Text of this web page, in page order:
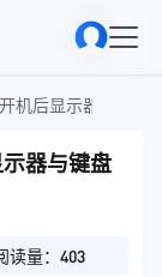
机后显示器与键盘
器与键盘
读量：403